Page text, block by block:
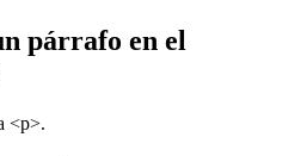
párrafo en el
<p>.